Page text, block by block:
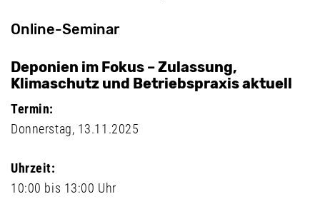
Online-Seminar
Deponien im Fokus – Zulassung,
Klimaschutz und Betriebspraxis aktuell
Termin:
Donnerstag, 13.11.2025
Uhrzeit:
10:00 bis 13:00 Uhr